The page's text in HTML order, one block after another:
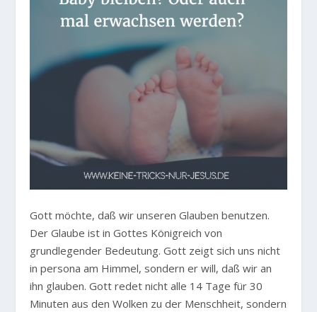
Gott möchte, daß wir unseren Glauben benutzen.
Der Glaube ist in Gottes Königreich von
grundlegender Bedeutung. Gott zeigt sich uns nicht
in persona am Himmel, sondern er will, daß wir an
ihn glauben. Gott redet nicht alle 14 Tage für 30
Minuten aus den Wolken zu der Menschheit, sondern